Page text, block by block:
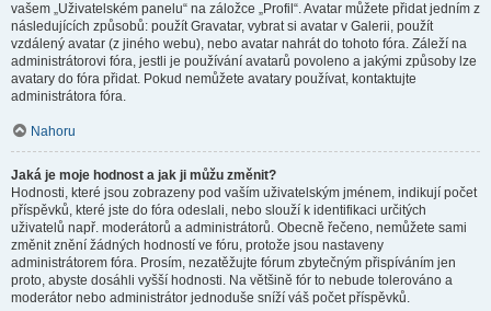
vašem „Uživatelském panelu“ na záložce „Profil“. Avatar můžete přidat jedním z
následujících způsobů: použít Gravatar, vybrat si avatar v Galerii, použít
vzdálený avatar (z jiného webu), nebo avatar nahrát do tohoto fóra. Záleží na
administrátorovi fóra, jestli je používání avatarů povoleno a jakými způsoby lze
avatary do fóra přidat. Pokud nemůžete avatary používat, kontaktujte
administrátora fóra.
Nahoru
Jaká je moje hodnost a jak ji můžu změnit?
Hodnosti, které jsou zobrazeny pod vaším uživatelským jménem, indikují počet
příspěvků, které jste do fóra odeslali, nebo slouží k identifikaci určitých
uživatelů např. moderátorů a administrátorů. Obecně řečeno, nemůžete sami
změnit znění žádných hodností ve fóru, protože jsou nastaveny
administrátorem fóra. Prosím, nezatěžujte fórum zbytečným přispíváním jen
proto, abyste dosáhli vyšší hodnosti. Na většině fór to nebude tolerováno a
moderátor nebo administrátor jednoduše sníží váš počet příspěvků.